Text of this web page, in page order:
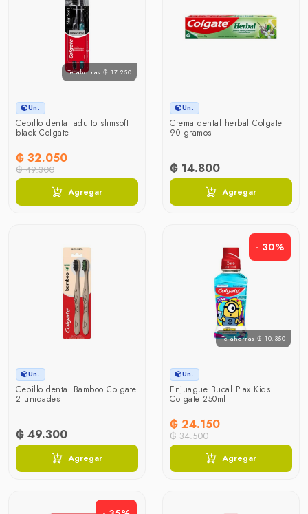
Te ahorras ₲ 17.250
Un.
Cepillo dental adulto slimsoft
black Colgate
₲ 32.050
₲ 49.300
Agregar
Un.
Crema dental herbal Colgate
90 gramos
₲ 14.800
Agregar
Un.
Cepillo dental Bamboo Colgate
2 unidades
₲ 49.300
Agregar
Te ahorras ₲ 10.350
- 30%
Un.
Enjuague Bucal Plax Kids
Colgate 250ml
₲ 24.150
₲ 34.500
Agregar